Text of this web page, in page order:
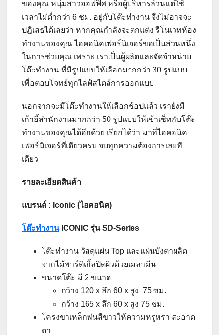
ของคุณ หนุ่มสาวออฟฟิศ หรือผู้บริหารล้วนแต่ใช้
เวลาไม่ต่ำกว่า 6 ชม. อยู่กับโต๊ะทำงาน จึงไม่อาจจะ
ปฎิเสธได้เลยว่า หากคุณกำลังจะตกแต่ง รีโนเวทห้อง
ทำงานของคุณ ไอคอนิคเฟอร์นิเจอร์ขอเป็นส่วนหนึ่ง
ในการช่วยคุณ เพราะ เราเป็นผู้ผลิตและจัดจำหน่าย
โต๊ะทำงาน ที่มีรูปแบบให้เลือกมากกว่า 30 รูปแบบ
เพื่อตอบโจทย์ทุกไลฟ์สไตล์การออกแบบ
นอกจากจะมีโต๊ะทำงานให้เลือกช้อปแล้ว เรายังมี
เก้าอี้สำนักงานมากกว่า 50 รูปแบบให้เข้าเซ็ทกับโต๊ะ
ทำงานของคุณได้อีกด้วย เรียกได้ว่า มาที่ไอคอนิค
เฟอร์นิเจอร์ที่เดียวครบ จบทุกความต้องการเลยที
เดียว
รายละเอียดสินค้า
แบรนด์ : Iconic (ไอคอนิค)
โต๊ะทำงานICONIC รุ่น SD-Series
โต๊ะทำงาน วัสดุแผ่น Top และแผ่นบังตาผลิต
จากไม้พาร์ติเกิ้ลปิดผิวด้วยเมลามีน​
ขนาดโต๊ะ มี 2 ขนาด
กว้าง 120 x ลึก 60 x สูง 75 ซม.
กว้าง 165 x ลึก 60 x สูง 75 ซม.
โครงขาเหล็กพ่นสีขาวให้ความหรูหรา สะอาด
ตา